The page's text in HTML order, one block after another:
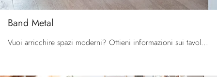
Band Metal
Vuoi arricchire spazi moderni? Ottieni informazioni sui tavoli moderni allungabili: il modello da cucina Band Metal ti sta aspettando.